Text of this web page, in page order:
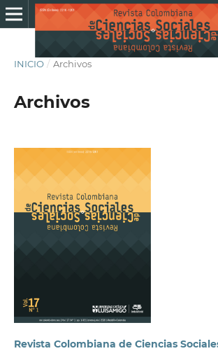
INICIO / Archivos
Archivos
Revista Colombiana de Ciencias